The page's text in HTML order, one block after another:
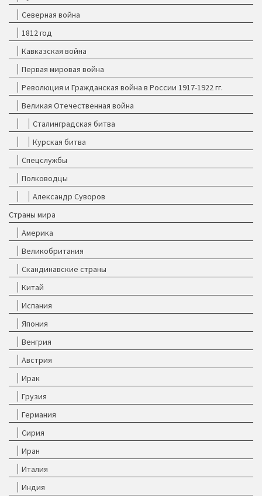
Северная война
1812 год
Кавказская война
Первая мировая война
Революция и Гражданская война в России 1917-1922 гг.
Великая Отечественная война
Сталинградская битва
Курская битва
Спецслужбы
Полководцы
Александр Суворов
Страны мира
Америка
Великобритания
Скандинавские страны
Китай
Испания
Япония
Венгрия
Австрия
Ирак
Грузия
Германия
Сирия
Иран
Италия
Индия